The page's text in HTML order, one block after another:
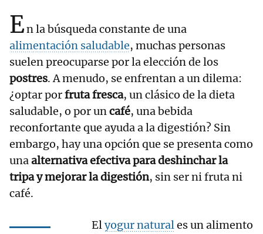
En la búsqueda constante de una
alimentación saludable, muchas personas
suelen preocuparse por la elección de los
postres. A menudo, se enfrentan a un dilema:
¿optar porfruta fresca, un clásico de la dieta
saludable, o por uncafé, una bebida
reconfortante que ayuda a la digestión? Sin
embargo, hay una opción que se presenta como
unaalternativa efectiva para deshinchar la
tripa y mejorar la digestión, sin ser ni fruta ni
café.
Elyogur naturales un alimento